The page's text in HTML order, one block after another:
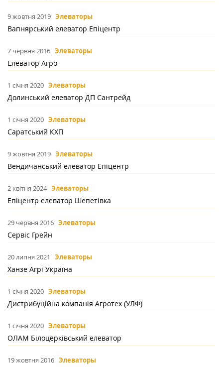
9 жовтня 2019 Элеваторы
Вапнярський елеватор Епіцентр
7 червня 2016 Элеваторы
Елеватор Агро
1 січня 2020 Элеваторы
Долинський елеватор ДП Сантрейд
1 січня 2020 Элеваторы
Саратський КХП
9 жовтня 2019 Элеваторы
Вендичанський елеватор Епіцентр
2 квітня 2024 Элеваторы
Епіцентр елеватор Шепетівка
29 червня 2016 Элеваторы
Сервіс Грейн
20 липня 2021 Элеваторы
Ханзе Агрі Україна
1 січня 2020 Элеваторы
Дистрибуційна компанія Агротех (УЛФ)
1 січня 2020 Элеваторы
ОЛАМ Білоцерківський елеватор
19 жовтня 2016 Элеваторы